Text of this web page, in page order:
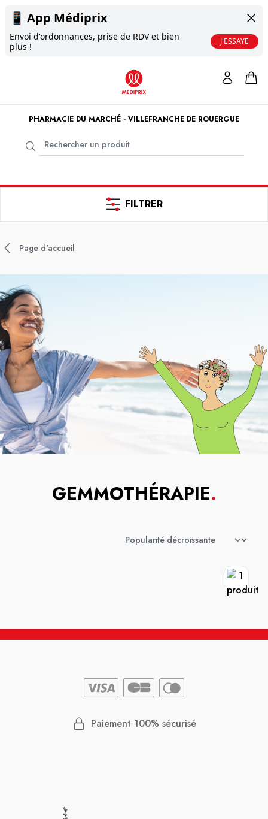
📱 App Médiprix
Envoi d'ordonnances, prise de RDV et bien
plus !
J'ESSAYE
PHARMACIE DU MARCHÉ - VILLEFRANCHE DE ROUERGUE
FILTRER
Page d'accueil
GEMMOTHÉRAPIE.
Paiement 100% sécurisé